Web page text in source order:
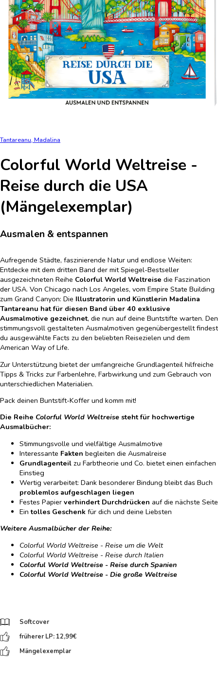
Tantareanu, Madalina
Colorful World Weltreise -
Reise durch die USA
(Mängelexemplar)
Ausmalen & entspannen
Aufregende Städte, faszinierende Natur und endlose Weiten:
Entdecke mit dem dritten Band der mit Spiegel-Bestseller
ausgezeichneten Reihe Colorful World Weltreise die Faszination
der USA. Von Chicago nach Los Angeles, vom Empire State Building
zum Grand Canyon: Die Illustratorin und Künstlerin Madalina
Tantareanu hat für diesen Band über 40 exklusive
Ausmalmotive gezeichnet, die nun auf deine Buntstifte warten. Den
stimmungsvoll gestalteten Ausmalmotiven gegenübergestellt findest
du ausgewählte Facts zu den beliebten Reisezielen und dem
American Way of Life.
Zur Unterstützung bietet der umfangreiche Grundlagenteil hilfreiche
Tipps & Tricks zur Farbenlehre, Farbwirkung und zum Gebrauch von
unterschiedlichen Materialien.
Pack deinen Buntstift-Koffer und komm mit!
Die Reihe Colorful World Weltreise steht für hochwertige
Ausmalbücher:
Stimmungsvolle und vielfältige Ausmalmotive
Interessante Fakten begleiten die Ausmalreise
Grundlagenteil zu Farbtheorie und Co. bietet einen einfachen
Einstieg
Wertig verarbeitet: Dank besonderer Bindung bleibt das Buch
problemlos aufgeschlagen liegen
Festes Papier verhindert Durchdrücken auf die nächste Seite
Eintolles Geschenk für dich und deine Liebsten
Weitere Ausmalbücher der Reihe:
Colorful World Weltreise - Reise um die Welt
Colorful World Weltreise - Reise durch Italien
Colorful World Weltreise - Reise durch Spanien
Colorful World Weltreise - Die große Weltreise
Softcover
früherer LP: 12,99€
Mängelexemplar